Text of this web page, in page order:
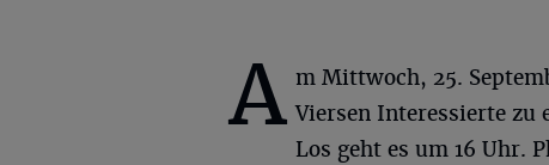
A m Mittwoch, 25.
Viersen Interessierte zu
Los geht es um 16 Uhr.